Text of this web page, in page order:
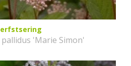
'Marie Simon'